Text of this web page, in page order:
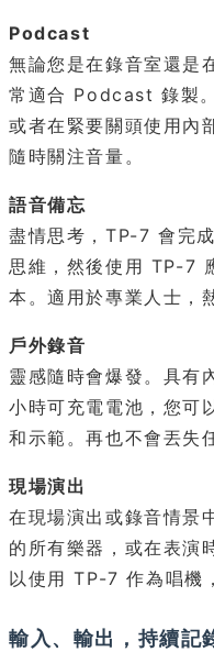
Podcast
無論您是在錄音室還是
常適合 Podcast 錄製
或者在緊要關頭使用內
隨時關注音量。
語音備忘
盡情思考，TP-7 會完
思維，然後使用 TP-7
本。適用於專業人士，
戶外錄音
靈感隨時會爆發。具有
小時可充電電池，您可
和示範。再也不會丟失
現場演出
在現場演出或錄音情景
的所有樂器，或在表演
以使用 TP-7 作為唱機
輸入、輸出，持續